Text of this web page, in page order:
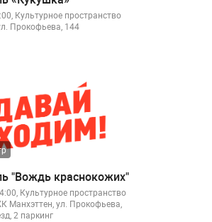
Культурное пространство
Прокофьева, 144
"Вождь краснокожих"
Культурное пространство
Манхэттен, ул. Прокофьева,
2 паркинг